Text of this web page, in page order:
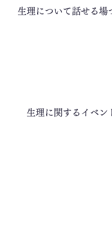
生理について話せる場
生理に関するイベン